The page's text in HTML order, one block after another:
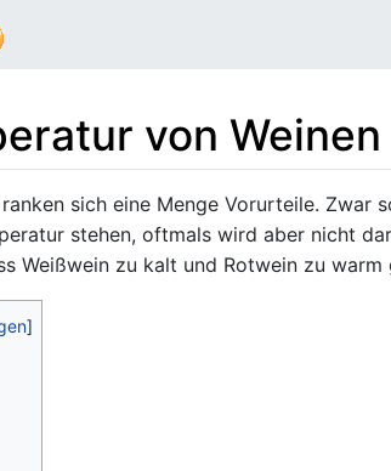
von Weinen
sich eine Menge Vorurteile. Zwar
stehen, oftmals wird aber nicht
Weißwein zu kalt und Rotwein zu